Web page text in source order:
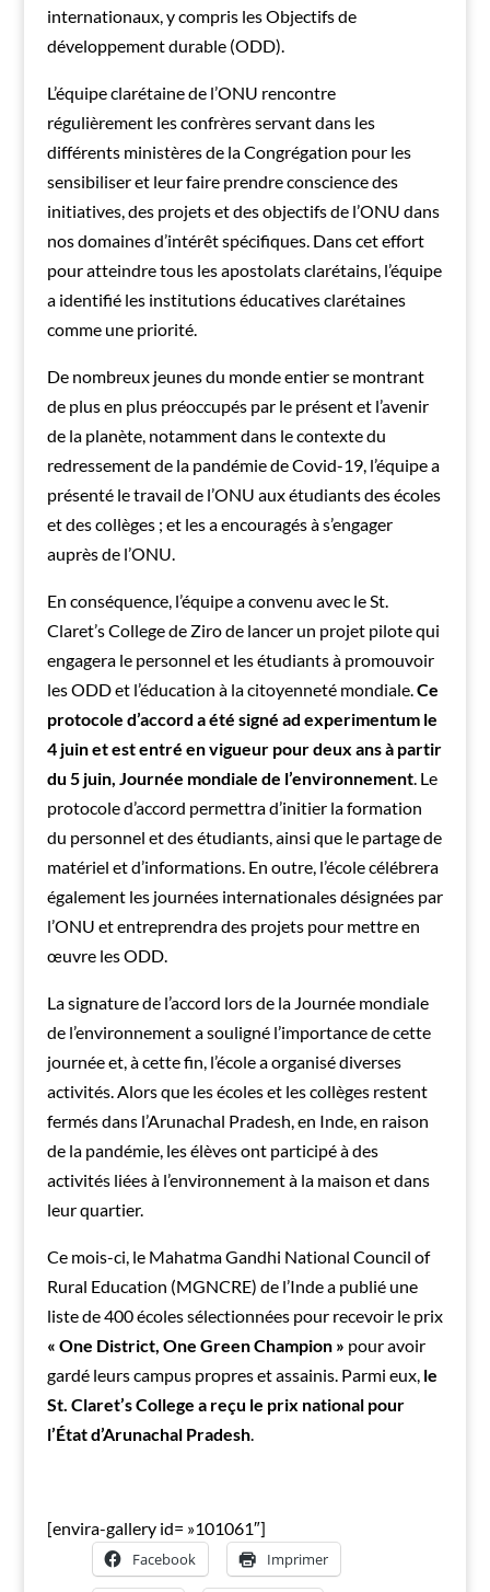
internationaux, y compris les Objectifs de
développement durable (ODD).
L’équipe clarétaine de l’ONU rencontre
régulièrement les confrères servant dans les
différents ministères de la Congrégation pour les
sensibiliser et leur faire prendre conscience des
initiatives, des projets et des objectifs de l’ONU dans
nos domaines d’intérêt spécifiques. Dans cet effort
pour atteindre tous les apostolats clarétains, l’équipe
a identifié les institutions éducatives clarétaines
comme une priorité.
De nombreux jeunes du monde entier se montrant
de plus en plus préoccupés par le présent et l’avenir
de la planète, notamment dans le contexte du
redressement de la pandémie de Covid-19, l’équipe a
présenté le travail de l’ONU aux étudiants des écoles
et des collèges ; et les a encouragés à s’engager
auprès de l’ONU.
En conséquence, l’équipe a convenu avec le St.
Claret’s College de Ziro de lancer un projet pilote qui
engagera le personnel et les étudiants à promouvoir
les ODD et l’éducation à la citoyenneté mondiale.Ce
protocole d’accord a été signé ad experimentum le
4 juin et est entré en vigueur pour deux ans à partir
du 5 juin, Journée mondiale de l’environnement. Le
protocole d’accord permettra d’initier la formation
du personnel et des étudiants, ainsi que le partage de
matériel et d’informations. En outre, l’école célébrera
également les journées internationales désignées par
l’ONU et entreprendra des projets pour mettre en
œuvre les ODD.
La signature de l’accord lors de la Journée mondiale
de l’environnement a souligné l’importance de cette
journée et, à cette fin, l’école a organisé diverses
activités. Alors que les écoles et les collèges restent
fermés dans l’Arunachal Pradesh, en Inde, en raison
de la pandémie, les élèves ont participé à des
activités liées à l’environnement à la maison et dans
leur quartier.
Ce mois-ci, le Mahatma Gandhi National Council of
Rural Education (MGNCRE) de l’Inde a publié une
liste de 400 écoles sélectionnées pour recevoir le prix
« One District, One Green Champion » pour avoir
gardé leurs campus propres et assainis. Parmi eux, le
St. Claret’s College a reçu le prix national pour
l’État d’Arunachal Pradesh.
[envira-gallery id= »101061″]
Facebook Imprimer